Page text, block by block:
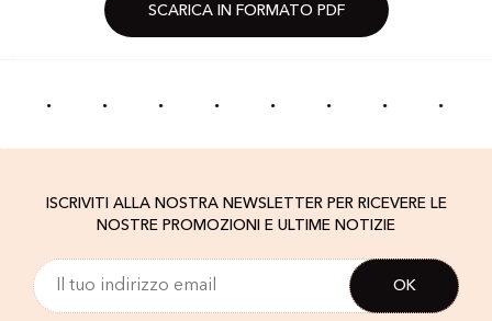
SCARICA IN FORMATO PDF
· · · · · · · ·
ISCRIVITI ALLA NOSTRA NEWSLETTER PER RICEVERE LE
NOSTRE PROMOZIONI E ULTIME NOTIZIE